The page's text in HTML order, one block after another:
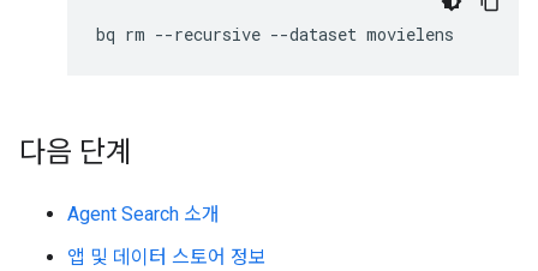
bq rm --recursive --dataset
다음 단계
Agent Search 소개
앱 및 데이터 스토어 정보